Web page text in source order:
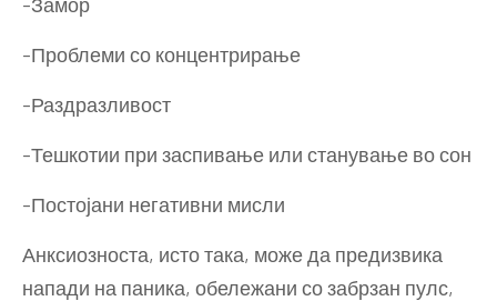
-Проблеми со концентрирање
-Раздразливост
-Тешкотии при заспивање или станување во сон
-Постојани негативни мисли
Анксиозноста, исто така, може да предизвика
напади на паника, обележани со забрзан пулс,